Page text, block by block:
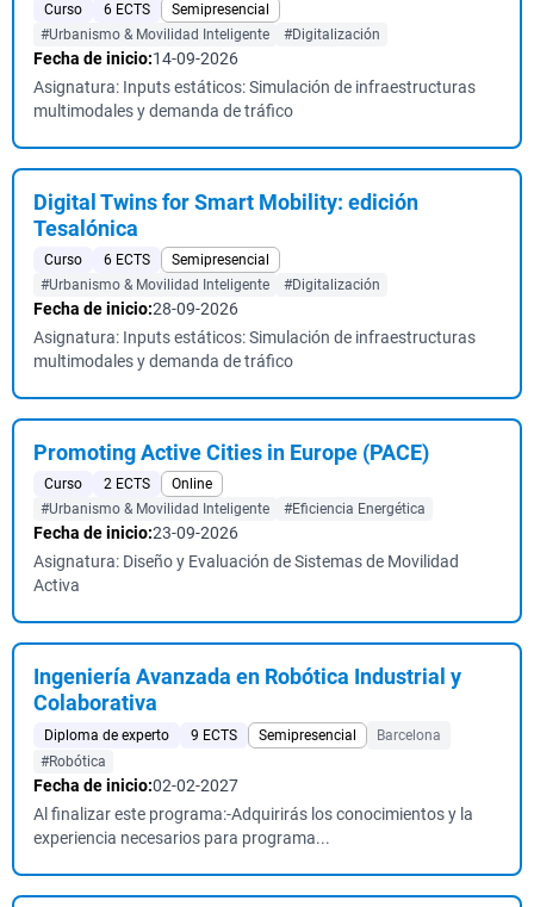
Curso 6 ECTS
Semipresencial
#Urbanismo & Movilidad Inteligente
#Digitalización
Fecha de inicio:14-09-2026
Asignatura: Inputs estáticos: Simulación de infraestructuras
multimodales y demanda de tráfico
Digital Twins for Smart Mobility: edición
Tesalónica
Curso 6 ECTS
Semipresencial
#Urbanismo & Movilidad Inteligente
#Digitalización
Fecha de inicio:28-09-2026
Asignatura: Inputs estáticos: Simulación de infraestructuras
multimodales y demanda de tráfico
Promoting Active Cities in Europe (PACE)
Curso 2 ECTS
Online
#Urbanismo & Movilidad Inteligente
#Eficiencia Energética
Fecha de inicio:23-09-2026
Asignatura: Diseño y Evaluación de Sistemas de Movilidad
Activa
Ingeniería Avanzada en Robótica Industrial y
Colaborativa
Diploma de experto 9 ECTS Semipresencial
Barcelona
#Robótica
Fecha de inicio:02-02-2027
Al finalizar este programa:-Adquirirás los conocimientos y la
experiencia necesarios para programa...